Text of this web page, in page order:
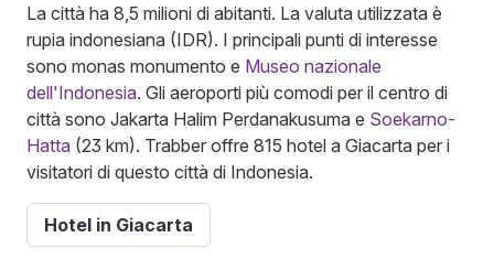
La città ha 8,5 milioni di abitanti. La valuta utilizzata è
rupia indonesiana (IDR). I principali punti di interesse
sono monas monumento e Museo nazionale
dell'Indonesia. Gli aeroporti più comodi per il centro di
città sono Jakarta Halim Perdanakusuma e Soekarno-
Hatta (23 km). Trabber offre 815 hotel a Giacarta per i
visitatori di questo città di Indonesia.
Hotel in Giacarta